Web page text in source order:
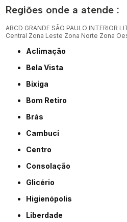
Regiões onde a atende :
ABCD GRANDE SÃO PAULO INTERIOR
Central Zona Leste Zona Norte Zona
Aclimação
Bela Vista
Bixiga
Bom Retiro
Brás
Cambuci
Centro
Consolação
Glicério
Higienópolis
Liberdade